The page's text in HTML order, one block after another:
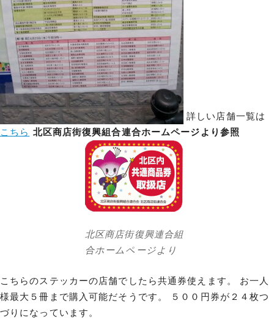
詳しい店舗一覧は
こちら 北区商店街復興組合連合ホームページより参照
北区商店街復興連合組
合ホームページより
こちらのステッカーの店舗でしたら共通券使えます。 お一人
様最大５冊まで購入可能だそうです。 ５００円券が２４枚つ
づりになっています。